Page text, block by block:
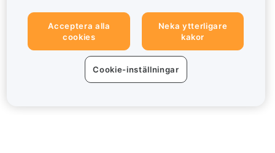
Acceptera alla
cookies
Neka ytterligare
kakor
Cookie-inställningar